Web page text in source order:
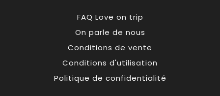
FAQ Love on trip
On parle de nous
Conditions de vente
Conditions d'utilisation
Politique de confidentialité